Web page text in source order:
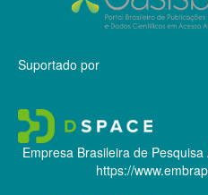
Suportado por
Empresa Brasileira de
https://